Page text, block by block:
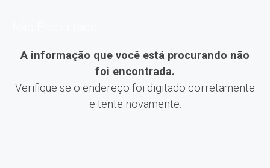
A informação que você está procurando não
foi encontrada.
Verifique se o endereço foi digitado corretamente
e tente novamente.